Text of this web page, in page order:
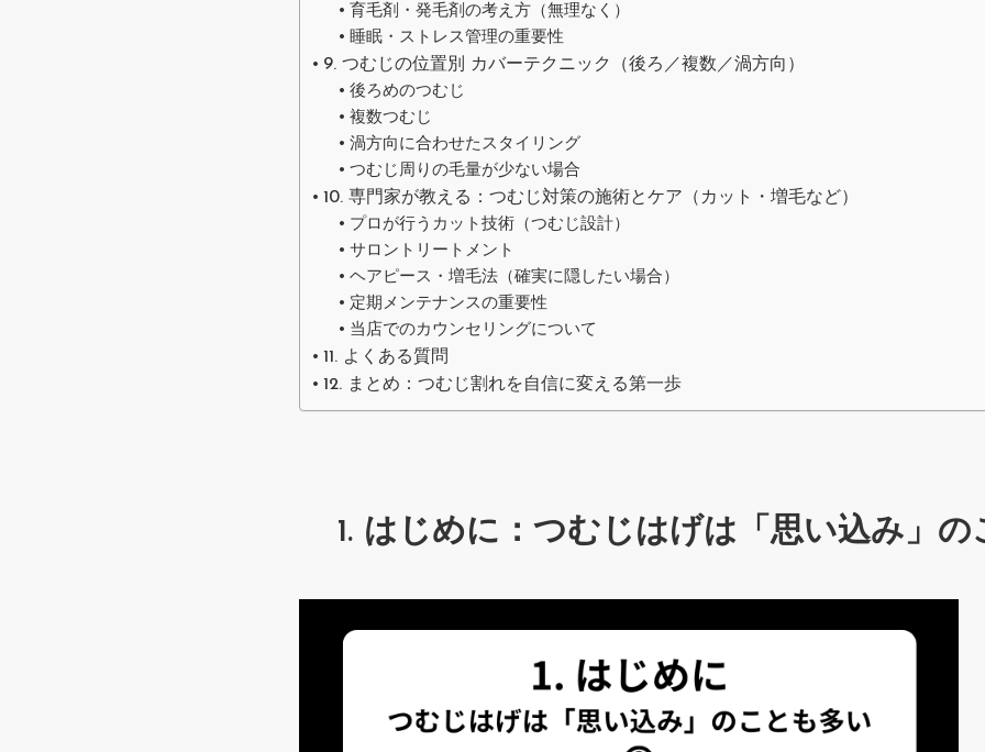
育毛剤・発毛剤の考え方（無理なく）
睡眠・ストレス管理の重要性
9. つむじの位置別 カバーテクニック（後ろ／複数／渦方向）
後ろめのつむじ
複数つむじ
渦方向に合わせたスタイリング
つむじ周りの毛量が少ない場合
10. 専門家が教える：つむじ対策の施術とケア（カット・増毛など）
プロが行うカット技術（つむじ設計）
サロントリートメント
ヘアピース・増毛法（確実に隠したい場合）
定期メンテナンスの重要性
当店でのカウンセリングについて
11. よくある質問
12. まとめ：つむじ割れを自信に変える第一歩
1. はじめに：つむじはげは「思い込み」の